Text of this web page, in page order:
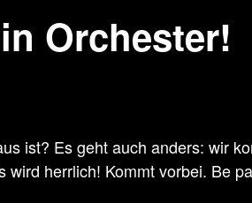
Orchester!
ist? Es geht auch anders: wir
herrlich! Kommt vorbei. Be